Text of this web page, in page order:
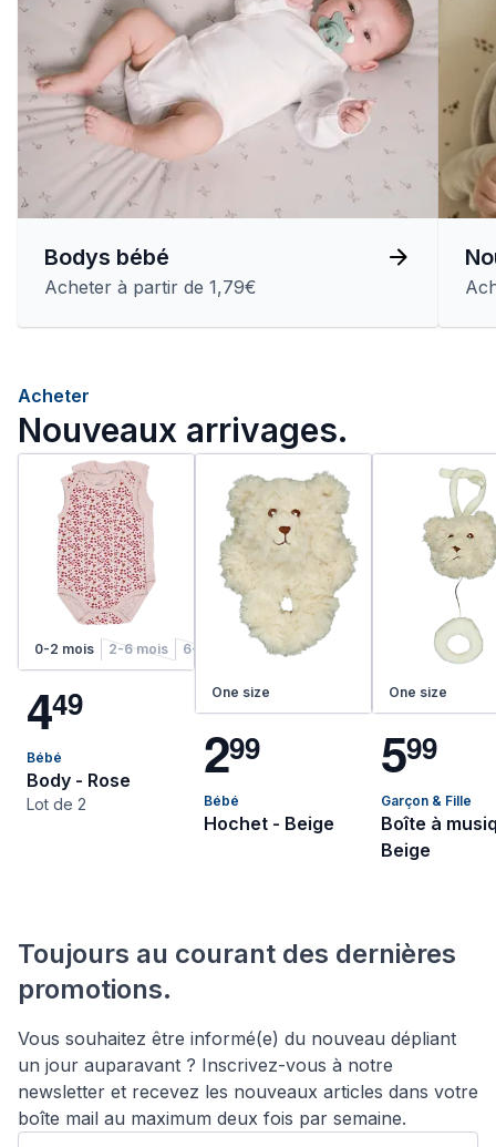
Bodys bébé
Acheter à partir de 1,79€
Acheter
Nouveaux arrivages.
0-2 mois 2-6 mois 6-12 mois 1-2 ans
449
Bébé
Body - Rose
Lot de 2
One size
299
Bébé
Hochet - Beige
One size
599
Garçon & Fille
Boîte à
Beige
Toujours au courant des dernières
promotions.
Vous souhaitez être informé(e) du nouveau dépliant
un jour auparavant ? Inscrivez-vous à notre
newsletter et recevez les nouveaux articles dans votre
boîte mail au maximum deux fois par semaine.